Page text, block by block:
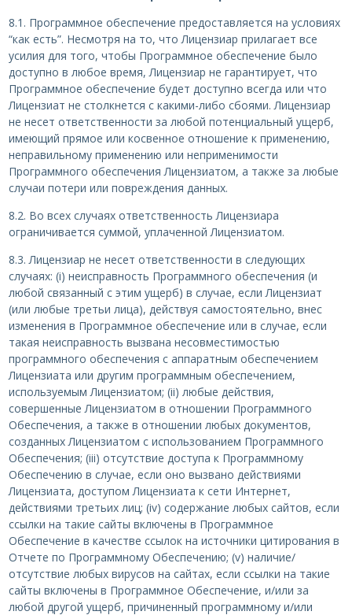
8.1. Программное обеспечение предоставляется на условиях
“как есть”. Несмотря на то, что Лицензиар прилагает все
усилия для того, чтобы Программное обеспечение было
доступно в любое время, Лицензиар не гарантирует, что
Программное обеспечение будет доступно всегда или что
Лицензиат не столкнется с какими-либо сбоями. Лицензиар
не несет ответственности за любой потенциальный ущерб,
имеющий прямое или косвенное отношение к применению,
неправильному применению или неприменимости
Программного обеспечения Лицензиатом, а также за любые
случаи потери или повреждения данных.
8.2. Во всех случаях ответственность Лицензиара
ограничивается суммой, уплаченной Лицензиатом.
8.3. Лицензиар не несет ответственности в следующих
случаях: (i) неисправность Программного обеспечения (и
любой связанный с этим ущерб) в случае, если Лицензиат
(или любые третьи лица), действуя самостоятельно, внес
изменения в Программное обеспечение или в случае, если
такая неисправность вызвана несовместимостью
программного обеспечения с аппаратным обеспечением
Лицензиата или другим программным обеспечением,
используемым Лицензиатом; (ii) любые действия,
совершенные Лицензиатом в отношении Программного
Обеспечения, а также в отношении любых документов,
созданных Лицензиатом с использованием Программного
Обеспечения; (iii) отсутствие доступа к Программному
Обеспечению в случае, если оно вызвано действиями
Лицензиата, доступом Лицензиата к сети Интернет,
действиями третьих лиц; (iv) содержание любых сайтов, если
ссылки на такие сайты включены в Программное
Обеспечение в качестве ссылок на источники цитирования в
Отчете по Программному Обеспечению; (v) наличие/
отсутствие любых вирусов на сайтах, если ссылки на такие
сайты включены в Программное Обеспечение, и/или за
любой другой ущерб, причиненный программному и/или